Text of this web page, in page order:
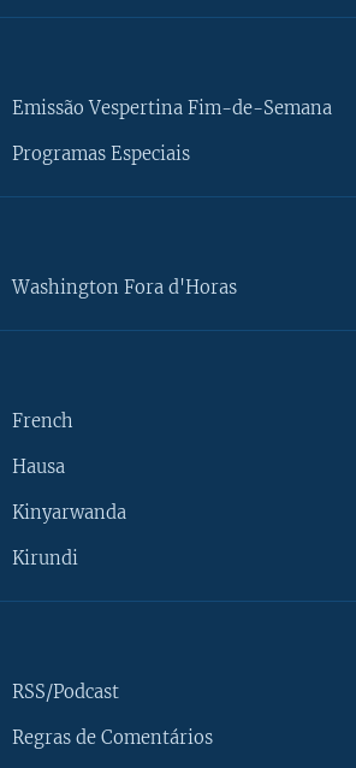
Emissão Vespertina Fim-de-Semana
Programas Especiais
Washington Fora d'Horas
French
Hausa
Kinyarwanda
Kirundi
RSS/Podcast
Regras de Comentários